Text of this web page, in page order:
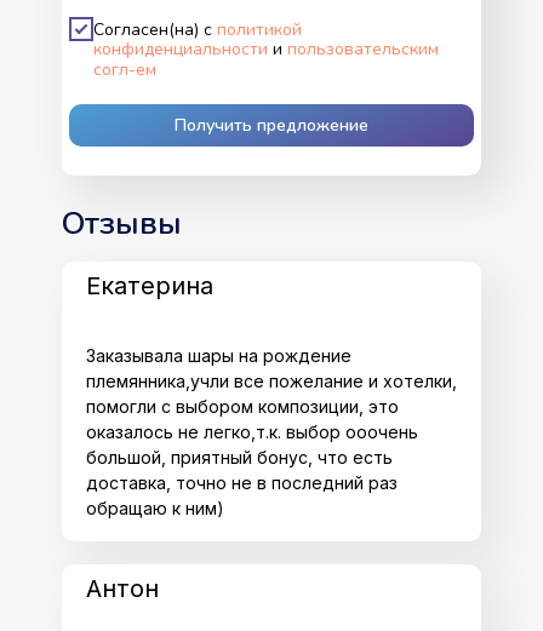
Согласен(на) с политикой
конфиденциальности и пользовательским
согл-ем
Получить предложение
Отзывы
Заказывала шары на рождение
племянника,учли все пожелание и хотелки,
помогли с выбором композиции, это
оказалось не легко,т.к. выбор ооочень
большой, приятный бонус, что есть
доставка, точно не в последний раз
обращаю к ним)
Екатерина
Антон